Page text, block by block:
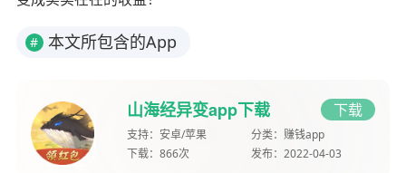
# 本文所包含的App
山海经异变app下载 下载
支持： 安卓/苹果 分类： 赚钱app
下载： 866次 发布： 2022-04-03